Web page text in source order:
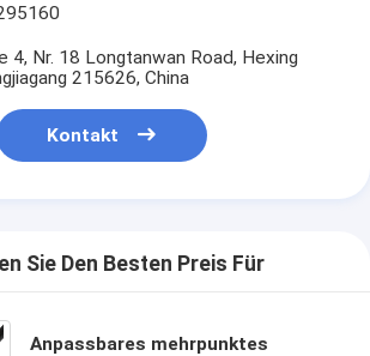
4, Nr. 18 Longtanwan Road, Hexing
215626, China
Kontakt
Sie Den Besten Preis Für
Anpassbares mehrpunktes